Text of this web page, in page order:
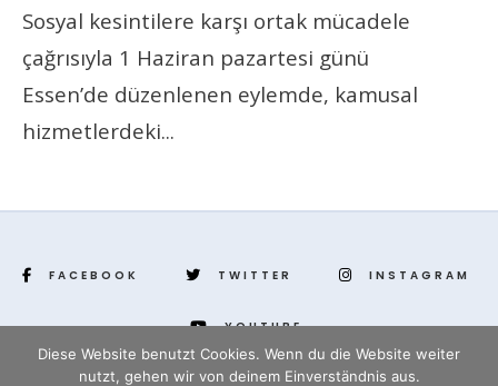
Sosyal kesintilere karşı ortak mücadele
çağrısıyla 1 Haziran pazartesi günü
Essen’de düzenlenen eylemde, kamusal
hizmetlerdeki...
FACEBOOK TWITTER INSTAGRAM
YOUTUBE
Diese Website benutzt Cookies. Wenn du die Website weiter
nutzt, gehen wir von deinem Einverständnis aus.